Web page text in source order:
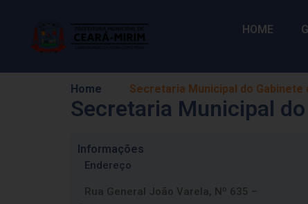
HOME
Home Secretaria Municipal do
Secretaria Municipal
Informações
Endereço
Rua General João Varela, Nº 635 –